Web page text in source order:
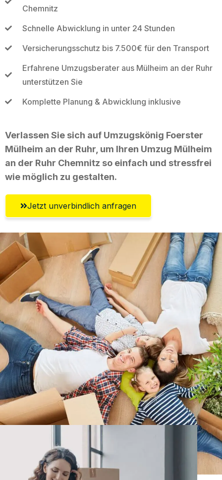
Chemnitz
Schnelle Abwicklung in unter 24 Stunden
Versicherungsschutz bis 7.500€ für den Transport
Erfahrene Umzugsberater aus Mülheim an der Ruhr
unterstützen Sie
Komplette Planung & Abwicklung inklusive
Verlassen Sie sich auf Umzugskönig Foerster
Mülheim an der Ruhr, um Ihren Umzug Mülheim
an der Ruhr Chemnitz so einfach und stressfrei
wie möglich zu gestalten.
Jetzt unverbindlich anfragen